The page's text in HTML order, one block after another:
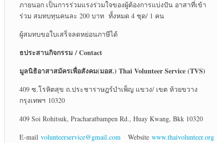
ภายนอก เป็นการร่วมแรงร่วมใจของผู้ต้องการแบ่งปัน อาสาที่เข้า
ร่วม สมทบทุนคนละ 200 บาท ทั้งหมด 4 ชุด/ 1 คน
ผู้สมทบขอใบเสร็จลดหย่อนภาษีได้
ธประสานกิจกรรม / Contact
มูลนิธิอาสาสมัครเพื่อสังคม(มอส.) Thai Volunteer Service (TVS)
409 ซ.โรหิตสุข ถ.ประชาราษฎร์บำเพ็ญ แขวง/ เขต ห้วยขวาง
กรุงเทพฯ 10320
409 Soi Rohitsuk, Pracharatbampen Rd., Huay Kwang, Bkk 10320
E-mail volunteerservice@gmail.comWebsite www.thaivolunteer.org